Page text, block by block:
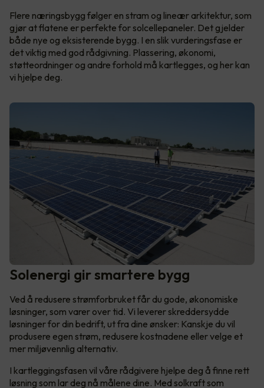
Flere næringsbygg følger en stram og lineær arkitektur, som
gjør at flatene er perfekte for solcellepaneler. Det gjelder
både nye og eksisterende bygg. I en slik vurderingsfase er
det viktig med god rådgivning. Plassering, økonomi,
støtteordninger og andre forhold må kartlegges, og her kan
vi hjelpe deg.
Solenergi gir smartere bygg
Ved å redusere strømforbruket får du gode, økonomiske
løsninger, som varer over tid. Vi leverer skreddersydde
løsninger for din bedrift, ut fra dine ønsker: Kanskje du vil
produsere egen strøm, redusere kostnadene eller velge et
mer miljøvennlig alternativ.
I kartleggingsfasen vil våre rådgivere hjelpe deg å finne rett
løsning som lar deg nå målene dine. Med solkraft som